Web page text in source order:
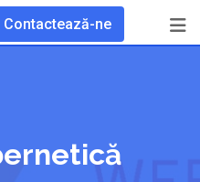
Contactează-ne